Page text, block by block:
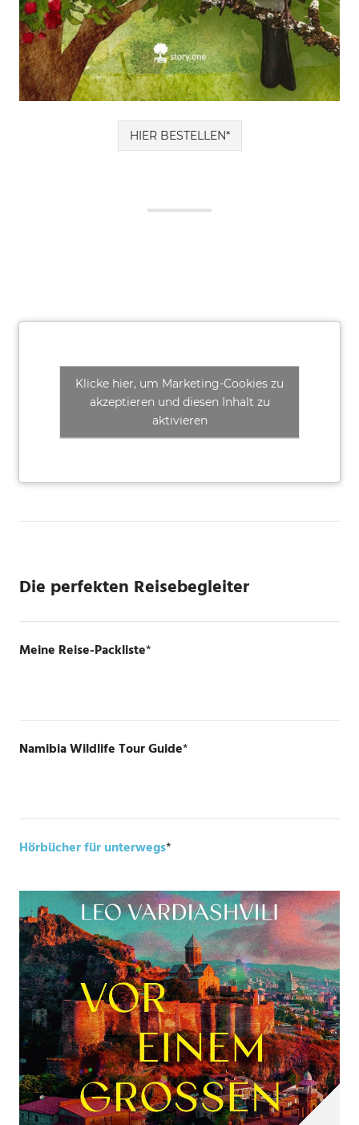
HIER BESTELLEN*
Klicke hier, um Marketing-Cookies zu
akzeptieren und diesen Inhalt zu
aktivieren
Die perfekten Reisebegleiter
Meine Reise-Packliste*
Namibia Wildlife Tour Guide*
Hörbücher für unterwegs*